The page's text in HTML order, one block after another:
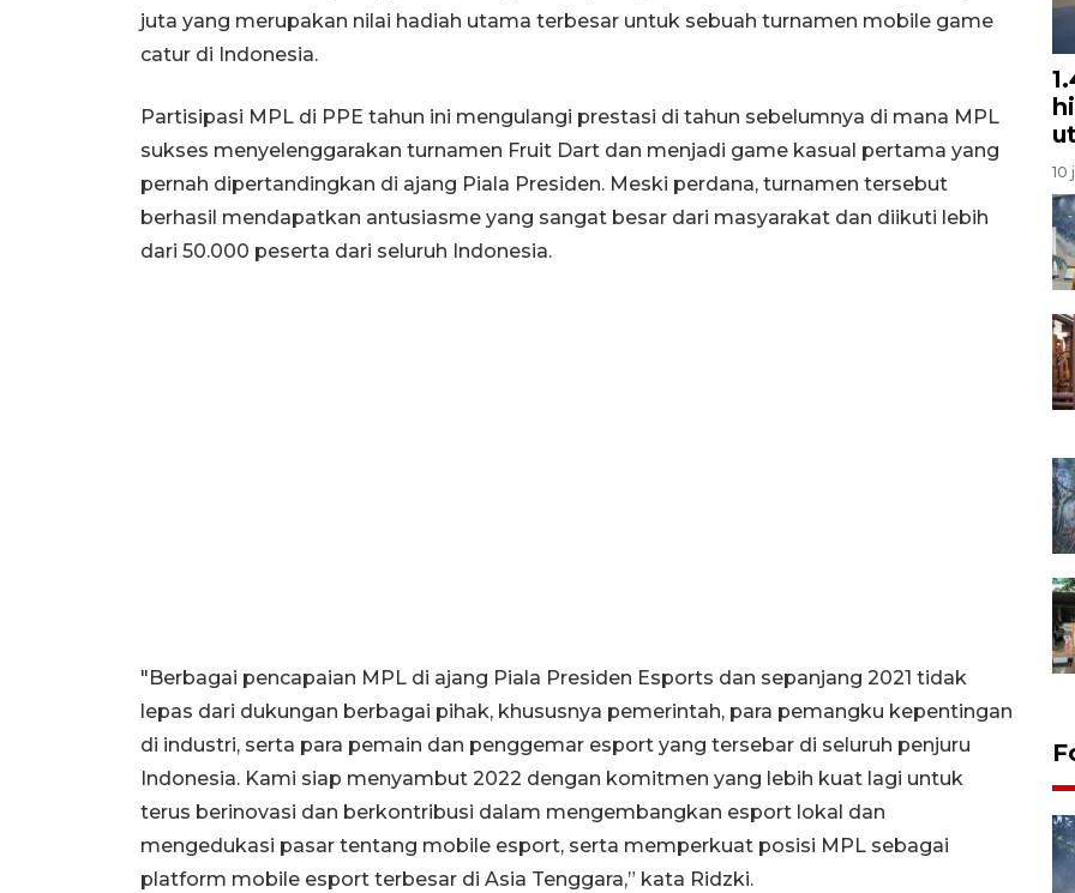
juta yang merupakan nilai hadiah utama terbesar untuk sebuah turnamen mobile game
catur di Indonesia.
Partisipasi MPL di PPE tahun ini mengulangi prestasi di tahun sebelumnya di mana MPL
sukses menyelenggarakan turnamen Fruit Dart dan menjadi game kasual pertama yang
pernah dipertandingkan di ajang Piala Presiden. Meski perdana, turnamen tersebut
berhasil mendapatkan antusiasme yang sangat besar dari masyarakat dan diikuti lebih
dari 50.000 peserta dari seluruh Indonesia.
"Berbagai pencapaian MPL di ajang Piala Presiden Esports dan sepanjang 2021 tidak
lepas dari dukungan berbagai pihak, khususnya pemerintah, para pemangku kepentingan
di industri, serta para pemain dan penggemar esport yang tersebar di seluruh penjuru
Indonesia. Kami siap menyambut 2022 dengan komitmen yang lebih kuat lagi untuk
terus berinovasi dan berkontribusi dalam mengembangkan esport lokal dan
mengedukasi pasar tentang mobile esport, serta memperkuat posisi MPL sebagai
platform mobile esport terbesar di Asia Tenggara,” kata Ridzki.
10